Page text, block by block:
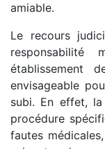
amiable.
Le recours
responsabilité
établissement
envisageable
subi. En effet,
procédure
fautes